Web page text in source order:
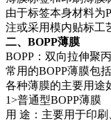
由于标签本身材料为
注或采用模内贴标工
二、BOPP薄膜
BOPP：双向拉伸聚
常用的BOPP薄膜包
各种薄膜的主要用途
1>普通型BOPP薄膜
用 途：主要用于印